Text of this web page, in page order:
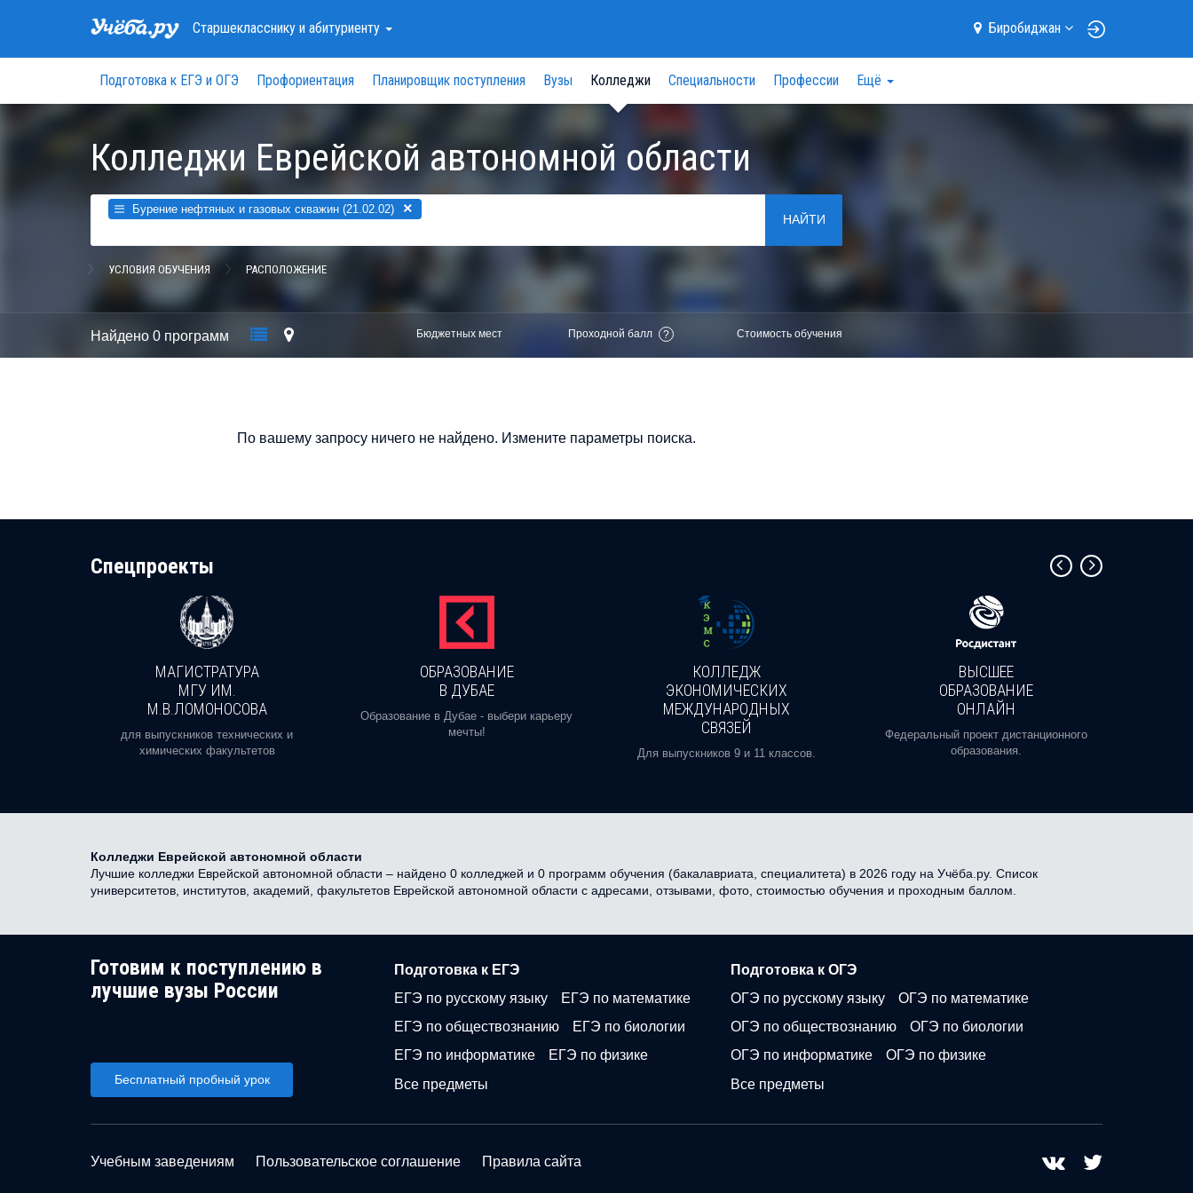
Старшеклассникуи абитуриенту Биробиджан
Подготовка к ЕГЭ и ОГЭ Профориентация Планировщик поступления Вузы Колледжи Специальности Профессии Ещё
Колледжи Еврейской автономной области
Бурение нефтяных и газовых скважин (21.02.02) ×
НАЙТИ
УСЛОВИЯ ОБУЧЕНИЯ РАСПОЛОЖЕНИЕ
Найдено 0 программ Бюджетных мест Проходной балл ? Стоимость обучения
По вашему запросу ничего не найдено. Измените параметры поиска.
Cпецпроекты
МАГИСТРАТУРА
МГУ ИМ.
М.В.ЛОМОНОСОВА
для выпускников технических и
химических факультетов
ОБРАЗОВАНИЕ
В ДУБАЕ
Образование в Дубае - выбери карьеру
мечты!
КОЛЛЕДЖ
ЭКОНОМИЧЕСКИХ
МЕЖДУНАРОДНЫХ
СВЯЗЕЙ
Для выпускников 9 и 11 классов.
ВЫСШЕЕ
ОБРАЗОВАНИЕ
ОНЛАЙН
Федеральный проект дистанционного
образования.
Колледжи Еврейской автономной области
Лучшие колледжи Еврейской автономной области – найдено 0 колледжей и 0 программ обучения (бакалавриата, специалитета) в 2026 году на Учёба.ру. Список
университетов, институтов, академий, факультетов Еврейской автономной области с адресами, отзывами, фото, стоимостью обучения и проходным баллом.
Готовим к поступлению в
лучшие вузы России
Бесплатный пробный урок
Подготовка к ЕГЭ
ЕГЭ по русскому языку
ЕГЭ по математике
ЕГЭ по обществознанию
ЕГЭ по биологии
ЕГЭ по информатике
ЕГЭ по физике
Все предметы
Подготовка к ОГЭ
ОГЭ по русскому языку
ОГЭ по математике
ОГЭ по обществознанию
ОГЭ по биологии
ОГЭ по информатике
ОГЭ по физике
Все предметы
Учебным заведениям Пользовательское соглашение Правила сайта